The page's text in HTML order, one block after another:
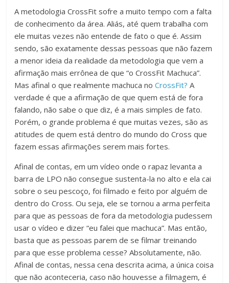
A metodologia CrossFit sofre a muito tempo com a falta
de conhecimento da área. Aliás, até quem trabalha com
ele muitas vezes não entende de fato o que é. Assim
sendo, são exatamente dessas pessoas que não fazem
a menor ideia da realidade da metodologia que vem a
afirmação mais errônea de que “o CrossFit Machuca”.
Mas afinal o que realmente machuca noCrossFit? A
verdade é que a afirmação de que quem está de fora
falando, não sabe o que diz, é a mais simples de fato.
Porém, o grande problema é que muitas vezes, são as
atitudes de quem está dentro do mundo do Cross que
fazem essas afirmações serem mais fortes.
Afinal de contas, em um vídeo onde o rapaz levanta a
barra de LPO não consegue sustenta-la no alto e ela cai
sobre o seu pescoço, foi filmado e feito por alguém de
dentro do Cross. Ou seja, ele se tornou a arma perfeita
para que as pessoas de fora da metodologia pudessem
usar o vídeo e dizer “eu falei que machuca”. Mas então,
basta que as pessoas parem de se filmar treinando
para que esse problema cesse? Absolutamente, não.
Afinal de contas, nessa cena descrita acima, a única coisa
que não aconteceria, caso não houvesse a filmagem, é